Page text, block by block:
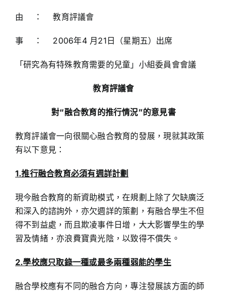
由 ： 教育評議會
事 ： 2006年4 月21日（星期五）出席
「研究為有特殊教育需要的兒童」小組委員會會議
教育評議會
對“融合教育的推行情況”的意見書
教育評議會一向很關心融合教育的發展，現就其政策
有以下意見：
1.推行融合教育必須有週詳計劃
現今融合教育的新資助模式，在規劃上除了欠缺廣泛
和深入的諮詢外，亦欠週詳的策劃，有融合學生不但
得不到益處，而且欺凌事件日增，大大影響學生的學
習及情緒，亦浪費寶貴光陰，以致得不償失。
2.學校應只取錄一種或最多兩種弱能的學生
融合學校應有不同的融合方向，專注發展該方面的師